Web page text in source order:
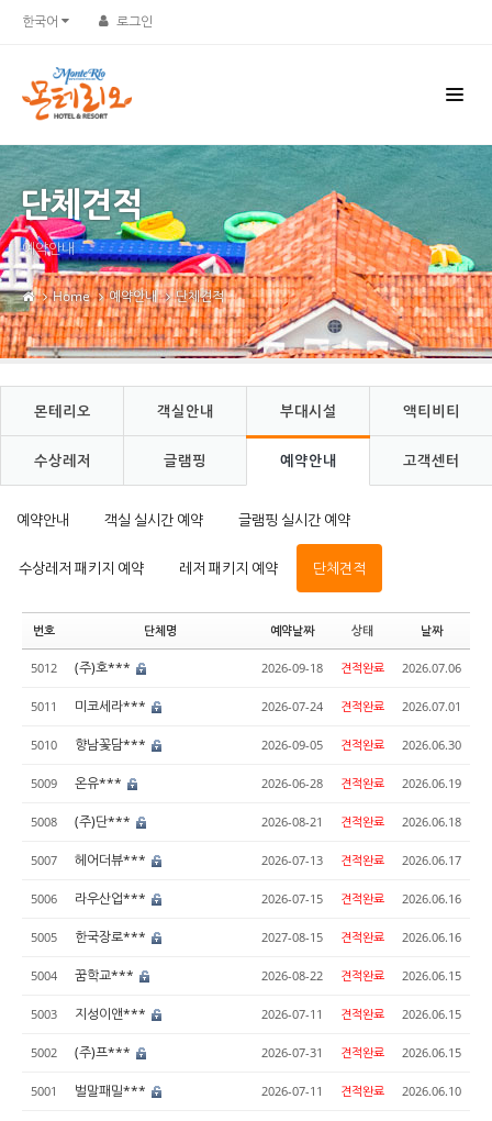
한국어 로그인
단체견적
예약안내
Home 예약안내 단체견적
몬테리오 객실안내 부대시설 액티비티
수상레저 글램핑 예약안내 고객센터
예약안내 객실 실시간 예약 글램핑 실시간 예약
수상레저 패키지 예약 레저 패키지 예약 단체견적
번호 단체명 예약날짜 상태 날짜
5012 (주)호*** 2026-09-18 견적완료 2026.07.06
5011 미코세라*** 2026-07-24 견적완료 2026.07.01
5010 향남꽃담*** 2026-09-05 견적완료 2026.06.30
5009 온유*** 2026-06-28 견적완료 2026.06.19
5008 (주)단*** 2026-08-21 견적완료 2026.06.18
5007 헤어더뷰*** 2026-07-13 견적완료 2026.06.17
5006 라우산업*** 2026-07-15 견적완료 2026.06.16
5005 한국장로*** 2027-08-15 견적완료 2026.06.16
5004 꿈학교*** 2026-08-22 견적완료 2026.06.15
5003 지성이앤*** 2026-07-11 견적완료 2026.06.15
5002 (주)프*** 2026-07-31 견적완료 2026.06.15
5001 벌말패밀*** 2026-07-11 견적완료 2026.06.10
Sketchbook5, 스케치북5